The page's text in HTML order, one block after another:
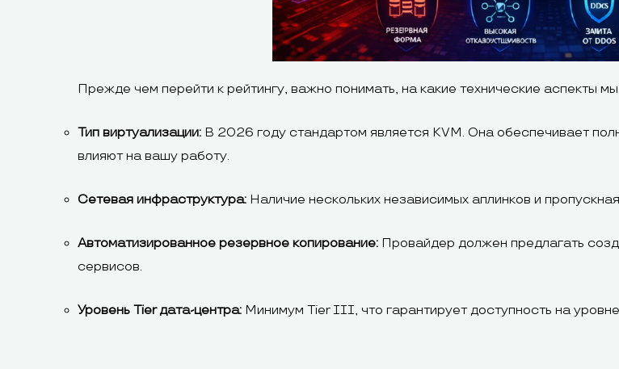
Прежде чем перейти к рейтингу, важно понимать, на какие технические аспекты
Тип виртуализации: В 2026 году стандартом является KVM. Она обеспечивает
влияют на вашу работу.
Сетевая инфраструктура: Наличие нескольких независимых аплинков и
Автоматизированное резервное копирование: Провайдер должен предлагать
сервисов.
Уровень Tier дата-центра: Минимум Tier III, что гарантирует доступность на